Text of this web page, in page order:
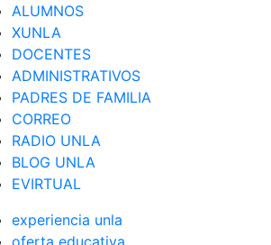
ALUMNOS
XUNLA
DOCENTES
ADMINISTRATIVOS
PADRES DE FAMILIA
CORREO
RADIO UNLA
BLOG UNLA
EVIRTUAL
experiencia unla
oferta educativa